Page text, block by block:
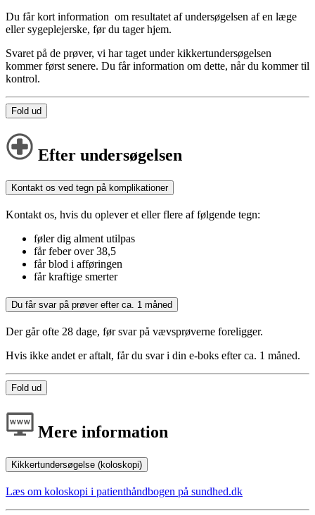
Du får kort information om resultatet af undersøgelsen af en læge
eller sygeplejerske, før du tager hjem.
Svaret på de prøver, vi har taget under kikkertundersøgelsen
kommer først senere. Du får information om dette, når du kommer til
kontrol.
Fold ud
Efter undersøgelsen
Kontakt os ved tegn på komplikationer
Kontakt os, hvis du oplever et eller flere af følgende tegn:
føler dig alment utilpas
får feber over 38,5
får blod i afføringen
får kraftige smerter
Du får svar på prøver efter ca. 1 måned
Der går ofte 28 dage, før svar på vævsprøverne foreligger.
Hvis ikke andet er aftalt, får du svar i din e-boks efter ca. 1 måned.
Fold ud
Mere information
Kikkertundersøgelse (koloskopi)
Læs om koloskopi i patienthåndbogen på sundhed.dk